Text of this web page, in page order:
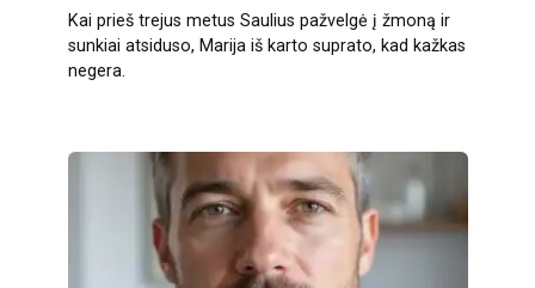
Kai prieš trejus metus Saulius pažvelgė į žmoną ir
sunkiai atsiduso, Marija iš karto suprato, kad kažkas
negera.